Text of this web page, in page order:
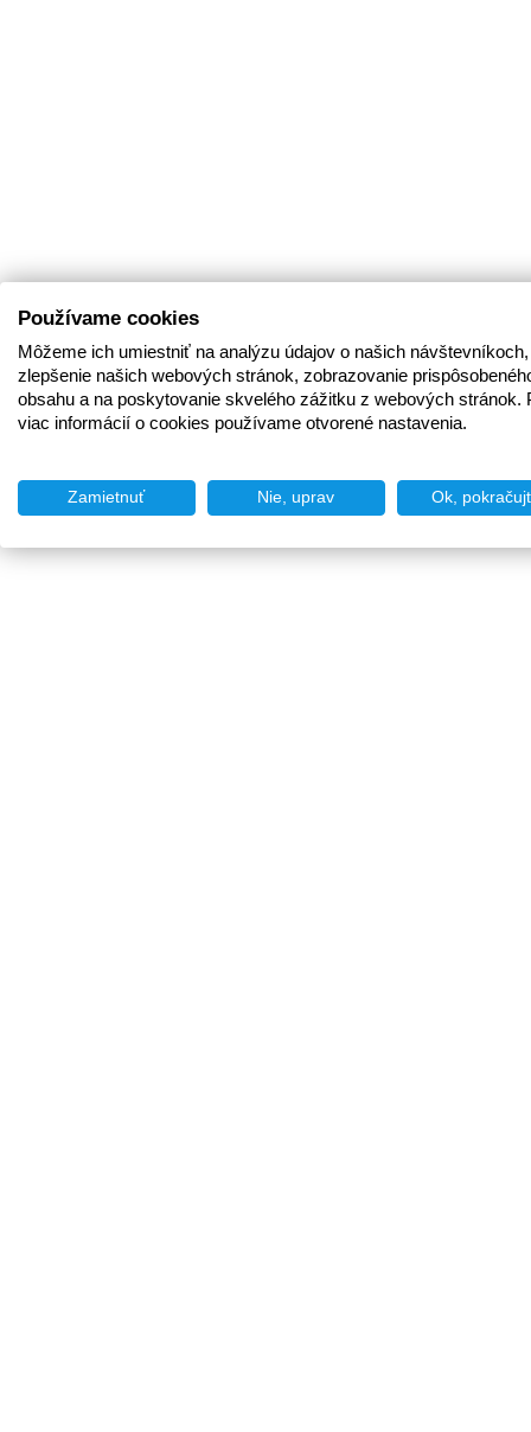
Používame cookies
Môžeme ich umiestniť na analýzu údajov o našich
zlepšenie našich webových stránok, zobrazovanie
obsahu a na poskytovanie skvelého zážitku z webových stránok.
viac informácií o cookies používame otvorené nastavenia.
Zamietnuť Nie, uprav Ok,